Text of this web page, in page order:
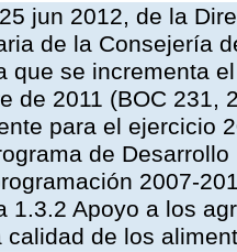
jun 2012, de la
de la Consejería
que se incrementa
de 2011 (BOC 231,
para el ejercicio
de
2007-
1.3.2 Apoyo a los
calidad de los